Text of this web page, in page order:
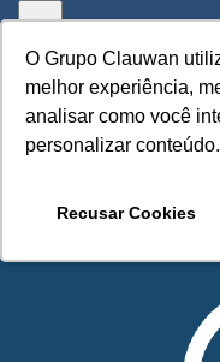
O Grupo Clauwan
melhor experiência,
analisar como você
personalizar conteúdo.
Recusar Cookies
O Grupo Clauwan
melhor experiência,
analisar como você
personalizar conteúdo.
Recusar Cookies
Skip
content